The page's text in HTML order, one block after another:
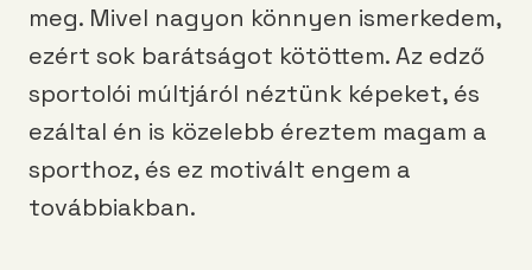
meg. Mivel nagyon könnyen ismerkedem,
ezért sok barátságot kötöttem. Az edző
sportolói múltjáról néztünk képeket, és
ezáltal én is közelebb éreztem magam a
sporthoz, és ez motivált engem a
továbbiakban.